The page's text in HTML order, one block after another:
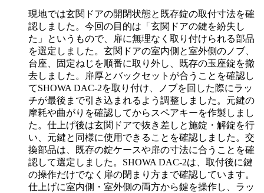
現地では玄関ドアの開閉状態と既存錠の取付寸法を確
認しました。今回の目的は「玄関ドアの鍵を紛失し
た」というもので、扉に無理なく取り付けられる部品
を選定しました。玄関ドアの室内側と室外側のノブ、
台座、固定ねじを順番に取り外し、既存の玉座錠を撤
去しました。扉厚とバックセットが合うことを確認し
てSHOWA DAC-2を取り付け、ノブを回した際にラッ
チが最後まで引き込まれるよう調整しました。元鍵の
摩耗や曲がりを確認してからスペアキーを作製しまし
た。仕上げ後は玄関ドアで抜き差しと施錠・解錠を行
い、元鍵と同様に使用できることを確認しました。交
換部品は、既存の錠ケースや扉の寸法に合うことを確
認して選定しました。SHOWA DAC-2は、取付後に鍵
の操作だけでなく扉の閉まり方まで確認しています。
仕上げに室内側・室外側の両方から鍵を操作し、ラッ